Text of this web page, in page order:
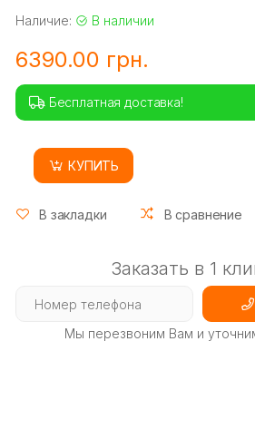
Наличие: В наличии
6390.00 грн.
Бесплатная доставка!
КУПИТЬ
В закладки В сравнение
Заказать в 1
Мы перезвоним Вам и